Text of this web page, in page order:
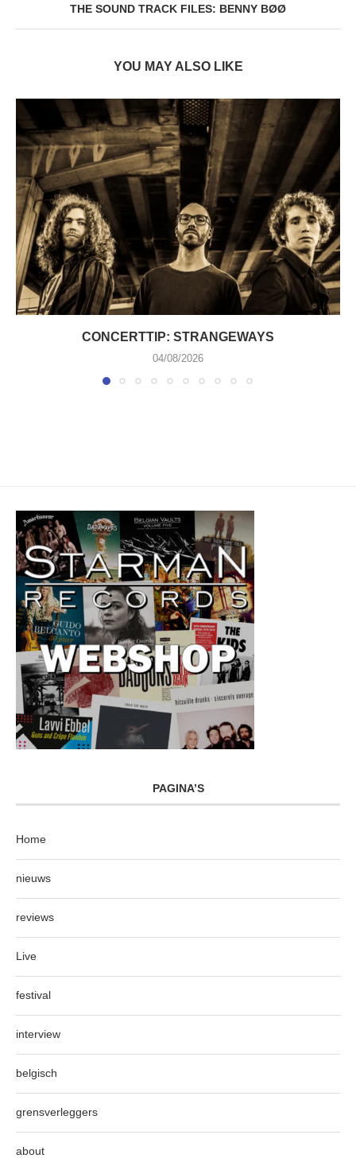
THE SOUND TRACK FILES: BENNY BØØ
YOU MAY ALSO LIKE
CONCERTTIP: STRANGEWAYS
04/08/2026
PAGINA’S
Home
nieuws
reviews
Live
festival
interview
belgisch
grensverleggers
about